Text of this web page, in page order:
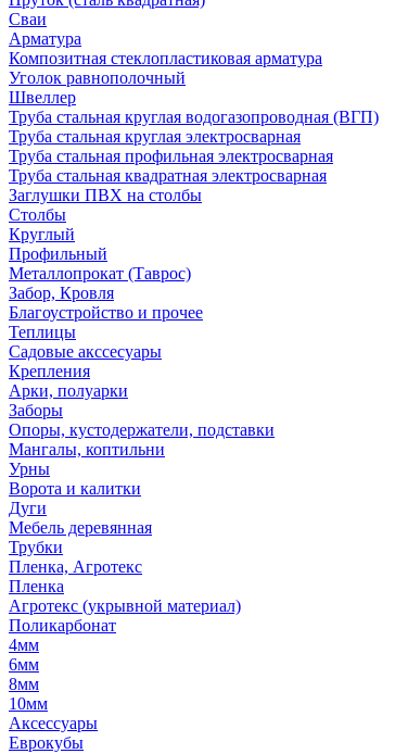
Сваи
Арматура
Композитная стеклопластиковая арматура
Уголок равнополочный
Швеллер
Труба стальная круглая водогазопроводная (ВГП)
Труба стальная круглая электросварная
Труба стальная профильная электросварная
Труба стальная квадратная электросварная
Заглушки ПВХ на столбы
Столбы
Круглый
Профильный
Металлопрокат (Таврос)
Забор, Кровля
Благоустройство и прочее
Теплицы
Садовые акссесуары
Крепления
Арки, полуарки
Заборы
Опоры, кустодержатели, подставки
Мангалы, коптильни
Урны
Ворота и калитки
Дуги
Мебель деревянная
Трубки
Пленка, Агротекс
Пленка
Агротекс (укрывной материал)
Поликарбонат
4мм
6мм
8мм
10мм
Аксессуары
Еврокубы